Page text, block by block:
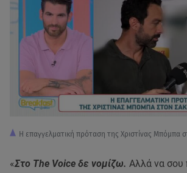
Η επαγγελματική πρόταση της Χριστίνας Μπόμπα
«Στο The Voice δε νομίζω. Αλλά να